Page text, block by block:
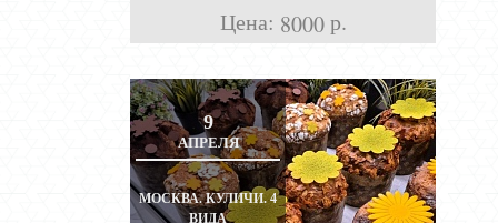
Цена: 8000 р.
9
АПРЕЛЯ
МОСКВА. КУЛИЧИ. 4
ВИДА